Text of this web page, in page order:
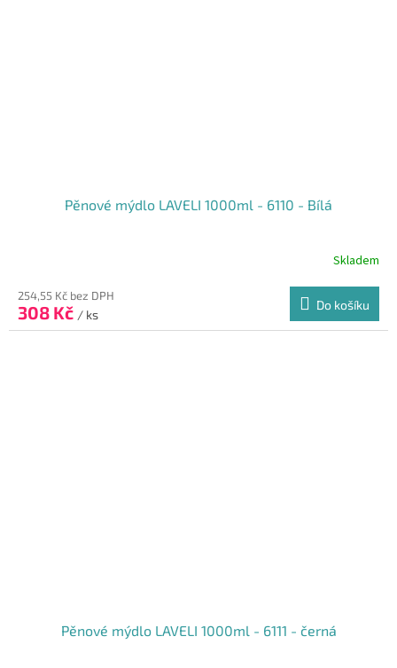
Pěnové mýdlo LAVELI 1000ml - 6110 - Bílá
Skladem
254,55 Kč bez DPH
308 Kč / ks
Do košíku
Pěnové mýdlo LAVELI 1000ml - 6111 - černá